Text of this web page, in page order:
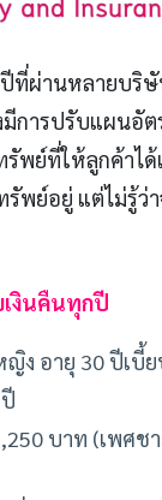
ที่ผ่านหลายบริ
การปรับแผนอั
พย์ที่ให้ลูกค้าไ
พย์อยู่ แต่ไม่รู้ว่
งินคืนทุกปี
ง อายุ 30 ปีเบี้
บาท (เพศ